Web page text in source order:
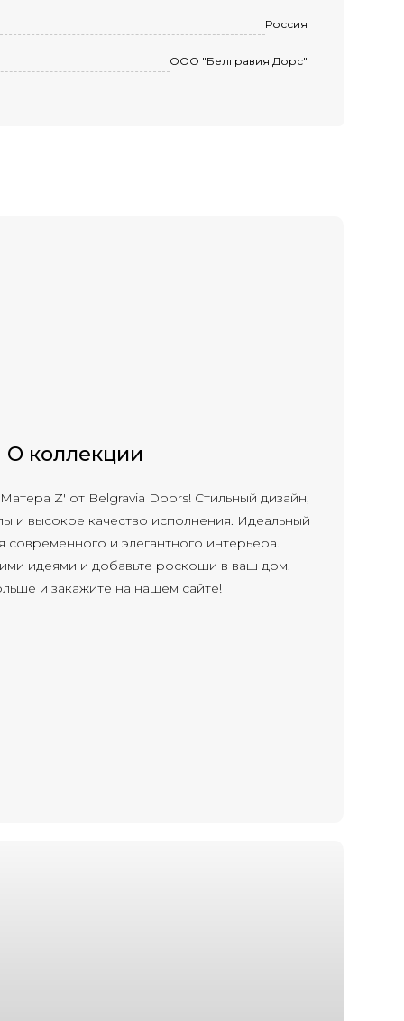
Россия
ООО "Белгравия Дорс"
О коллекции
Z' от Belgravia Doors! Стильный дизайн,
и высокое качество исполнения. Идеальный
современного и элегантного интерьера.
идеями и добавьте роскоши в ваш дом.
и закажите на нашем сайте!